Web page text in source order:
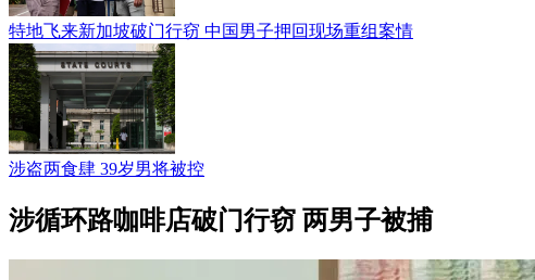
特地飞来新加坡破门行窃 中国男子押回现场重组案情
涉盗两食肆 39岁男将被控
涉循环路咖啡店破门行窃 两男子被捕